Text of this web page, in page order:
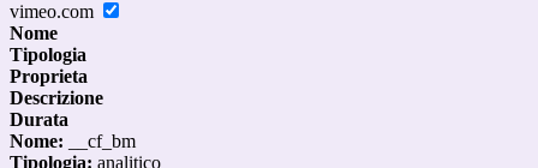
vimeo.com
Nome
Tipologia
Proprieta
Descrizione
Durata
Nome: __cf_bm
Tipologia: analitico